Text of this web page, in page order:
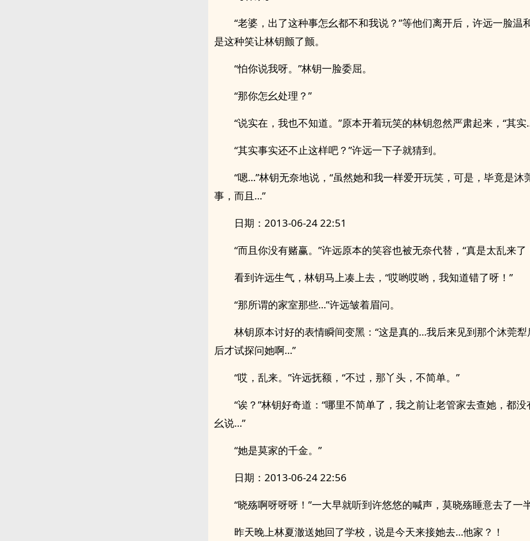
“老婆，出了这种事怎幺都不和我说？”等他们离开后，许远一脸温
是这种笑让林钥颤了颤。
“怕你说我呀。”林钥一脸委屈。
“那你怎幺处理？”
“说实在，我也不知道。”原本开着玩笑的林钥忽然严肃起来，“其实
“其实事实还不止这样吧？”许远一下子就猜到。
“嗯…”林钥无奈地说，“虽然她和我一样爱开玩笑，可是，毕竟是沐
事，而且…”
日期：2013-06-24 22:51
“而且你没有赌赢。”许远原本的笑容也被无奈代替，“真是太乱来了
看到许远生气，林钥马上凑上去，“哎哟哎哟，我知道错了呀！”
“那所谓的家室那些…”许远皱着眉问。
林钥原本讨好的表情瞬间变黑：“这是真的…我后来见到那个沐莞犁
后才试探问她啊…”
“哎，乱来。”许远抚额，“不过，那丫头，不简单。”
“诶？”林钥好奇道：“哪里不简单了，我之前让老管家去查她，都
幺说…”
“她是莫家的千金。”
日期：2013-06-24 22:56
“晓殇啊呀呀呀！”一大早就听到许悠悠的喊声，莫晓殇睡意去了一半
昨天晚上林夏澈送她回了学校，说是今天来接她去…他家？！